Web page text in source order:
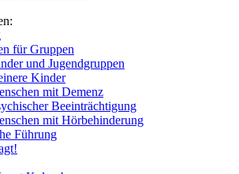
für Gruppen
und Jugendgruppen
Kinder
mit Demenz
Beeinträchtigung
mit Hörbehinderung
Führung